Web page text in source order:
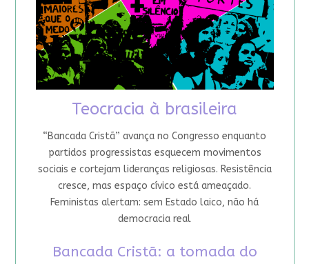
Teocracia à brasileira
“Bancada Cristã” avança no Congresso enquanto
partidos progressistas esquecem movimentos
sociais e cortejam lideranças religiosas. Resistência
cresce, mas espaço cívico está ameaçado.
Feministas alertam: sem Estado laico, não há
democracia real
Bancada Cristã: a tomada do